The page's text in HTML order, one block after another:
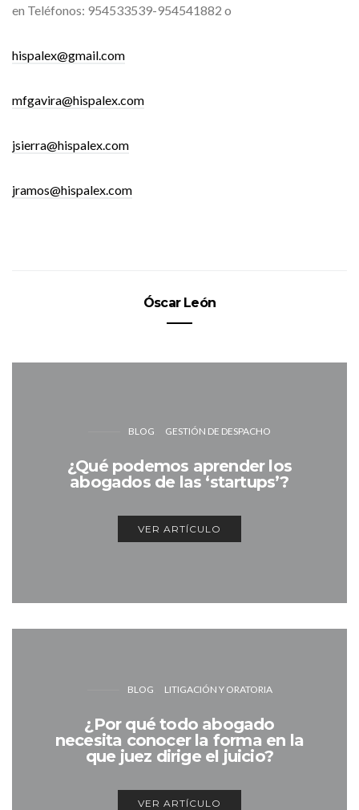
en Teléfonos: 954533539-954541882 o
hispalex@gmail.com
mfgavira@hispalex.com
jsierra@hispalex.com
jramos@hispalex.com
Óscar León
BLOG GESTIÓN DE DESPACHO
¿Qué podemos aprender los
abogados de las ‘startups’?
VER ARTÍCULO
BLOG LITIGACIÓN Y ORATORIA
¿Por qué todo abogado
necesita conocer la forma en la
que juez dirige el juicio?
VER ARTÍCULO